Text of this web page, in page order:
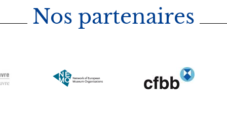
Nos partenaires
Image Image Image